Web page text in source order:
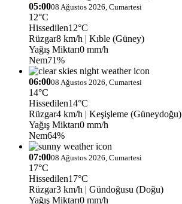
05:0008 Ağustos 2026, Cumartesi
12°C
Hissedilen12°C
Rüzgar8 km/h | Kıble (Güney)
Yağış Miktarı0 mm/h
Nem71%
06:0008 Ağustos 2026, Cumartesi
14°C
Hissedilen14°C
Rüzgar4 km/h | Keşişleme (Güneydoğu)
Yağış Miktarı0 mm/h
Nem64%
07:0008 Ağustos 2026, Cumartesi
17°C
Hissedilen17°C
Rüzgar3 km/h | Gündoğusu (Doğu)
Yağış Miktarı0 mm/h